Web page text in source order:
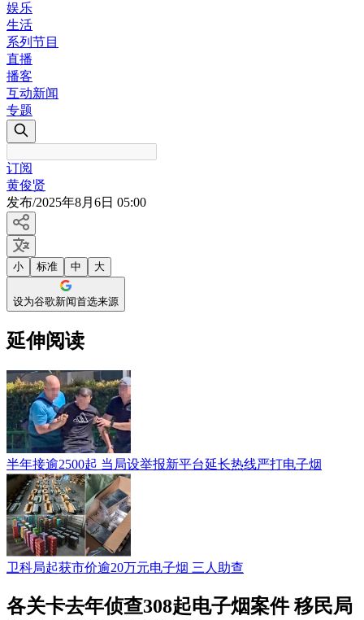
娱乐
生活
系列节目
直播
播客
互动新闻
专题
订阅
黄俊贤
发布/2025年8月6日 05:00
小 标准 中 大
设为谷歌新闻首选来源
延伸阅读
半年接逾2500起 当局设举报新平台延长热线严打电子烟
卫科局起获市价逾20万元电子烟 三人助查
各关卡去年侦查308起电子烟案件 移民局